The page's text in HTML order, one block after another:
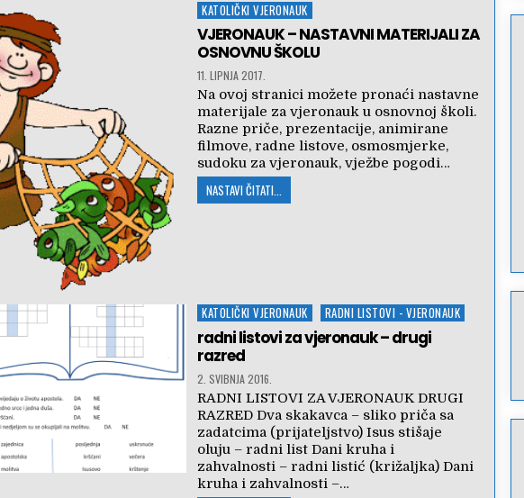
Posted
in
KATOLIČKI VJERONAUK
VJERONAUK – NASTAVNI MATERIJALI ZA
OSNOVNU ŠKOLU
11. LIPNJA 2017.
Na ovoj stranici možete pronaći nastavne
materijale za vjeronauk u osnovnoj školi.
Razne priče, prezentacije, animirane
filmove, radne listove, osmosmjerke,
sudoku za vjeronauk, vježbe pogodi…
NASTAVI ČITATI...
Posted
KATOLIČKI VJERONAUK RADNI LISTOVI - VJERONAUK
radni listovi za vjeronauk – drugi
razred
2. SVIBNJA 2016.
RADNI LISTOVI ZA VJERONAUK DRUGI
RAZRED Dva skakavca – sliko priča sa
zadatcima (prijateljstvo) Isus stišaje
oluju – radni list Dani kruha i
zahvalnosti – radni listić (križaljka) Dani
kruha i zahvalnosti –…